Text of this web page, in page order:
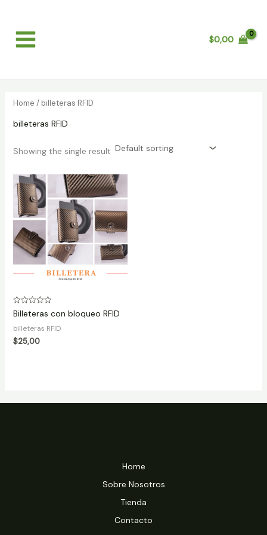
content
Menu
$0,00
Home / billeteras RFID
billeteras RFID
Showing the single result
Rated
0
out
of
5
Billeteras con bloqueo RFID
billeteras RFID
$25,00
Home
Sobre Nosotros
Tienda
Contacto